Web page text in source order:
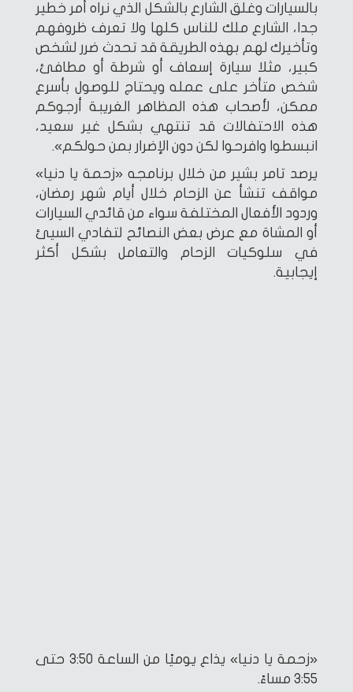
بالسيارات وغلق الشارع بالشكل الذي نراه أمر خطير
جدا، الشارع ملك للناس كلها ولا تعرف ظروفهم
وتأخيرك لهم بهذه الطريقة قد تحدث ضرر لشخص
كبير، مثلا سيارة إسعاف أو شرطة أو مطافئ،
شخص متأخر على عمله ويحتاج للوصول بأسرع
ممكن، لأصحاب هذه المظاهر الغريبة أرجوكم
هذه الاحتفالات قد تنتهي بشكل غير سعيد،
انبسطوا وافرحوا لكن دون الإضرار بمن حولكم».
يرصد تامر بشير من خلال برنامجه «زحمة يا دنيا»
مواقف تنشأ عن الزحام خلال أيام شهر رمضان،
وردود الأفعال المختلفة سواء من قائدي السيارات
أو المشاة مع عرض بعض النصائح لتفادي السيئ
في سلوكيات الزحام والتعامل بشكل أكثر
إيجابية.
«زحمة يا دنيا» يذاع يوميًا من الساعة 3:50 حتى
3:55 مساءً.